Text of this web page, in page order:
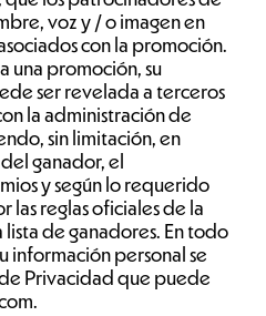
voz y / o imagen en
con la promoción.
una promoción, su
ser revelada a terceros
la administración de
sin limitación, en
ganador, el
y según lo requerido
reglas oficiales de la
de ganadores. En todo
información personal se
Privacidad que puede